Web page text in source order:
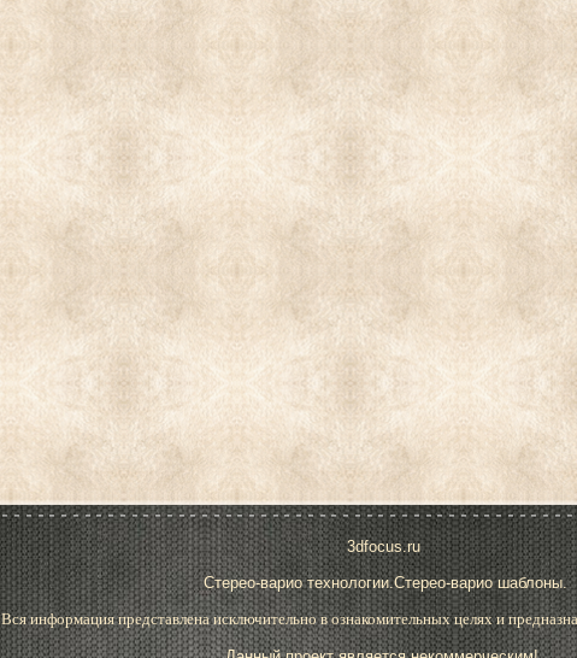
3dfocus.ru
Стерео-варио технологии.Стерео-варио шаблоны.
Вся информация представлена исключительно в ознакомительных целях и